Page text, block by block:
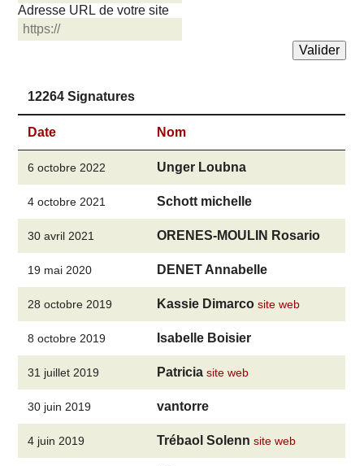
Adresse URL de votre site
12264 Signatures
Date Nom
6 octobre 2022 Unger Loubna
4 octobre 2021 Schott michelle
30 avril 2021 ORENES-MOULIN Rosario
19 mai 2020 DENET Annabelle
28 octobre 2019 Kassie Dimarco site web
8 octobre 2019 Isabelle Boisier
31 juillet 2019 Patricia site web
30 juin 2019 vantorre
4 juin 2019 Trébaol Solenn site web